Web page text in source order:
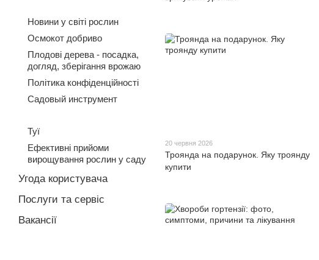
20 червня 2026
Троянда на подарунок. Яку троянду
купити
Новини у світі рослин
Осмокот добриво
Плодові дерева - посадка,
догляд, зберігання врожаю
Політика конфіденційності
Садовый инструмент
Туї
Ефективні прийоми
вирощування рослин у саду
Угода користувача
Послуги та сервіс
Вакансії